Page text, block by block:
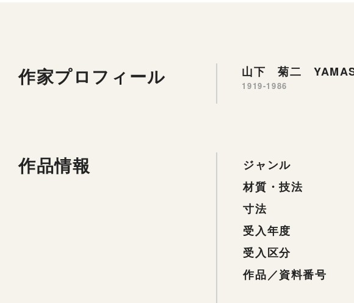
作家プロフィール 山下 菊二
1919-1986
作品情報 ジャンル
材質・技法
寸法
受入年度
受入区分
作品／資料番号